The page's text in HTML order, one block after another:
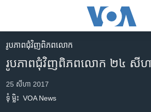
គេហទំព័រ​
រំលង​
និង​
ចូល​
ទៅ​​
កម្ពុជា
អន្តរជាតិ
អាមេរិក
រូបភាព​ជុំ​វិញ​ពិភពលោក
រូបភាព​ជុំវិញ​ពិភពលោក​​ ២៤ សី
25 សីហា 2017
ទុំ ម្លិះ VOA News